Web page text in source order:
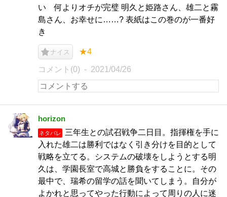
い 何よりオチが完璧 明久と姫路さん、雄二と霧
島さん、お幸せに……? 表紙はこの巻のが一番好
き
ナイス ★4
コメント(0) 2021/04/26
horizon
ネタバレ
三年生との試召戦争二日目。指揮権を手に
入れた雄二は勝利ではなく引き分けを目的として
戦略を立てる。システムの破壊をしようとする明
久は、学園長室で高城と勝負をすることに。その
最中で、瑞希の留学の話を聞いてしまう。自分が
よかれと思ってやった行動によって周りの人に迷